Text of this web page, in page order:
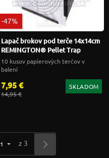
-47%
Lapač brokov pod terče 14x14cm
REMINGTON® Pellet Trap
10 kusov papierových terčov v
balení
7,95 €
14,95 €
SKLADOM
1 z 3